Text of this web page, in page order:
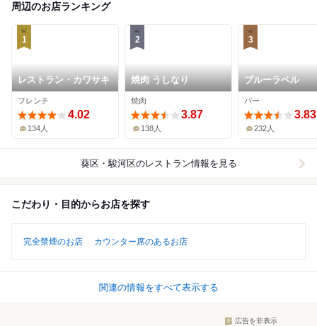
周辺のお店ランキング
1
レストラン・カワサキ
フレンチ
4.02
134人
2
焼肉 うしなり
焼肉
3.87
138人
3
ブルーラベル
バー
3.83
232人
葵区・駿河区のレストラン情報を見る
こだわり・目的からお店を探す
完全禁煙のお店 カウンター席のあるお店
関連の情報をすべて表示する
広告を非表示